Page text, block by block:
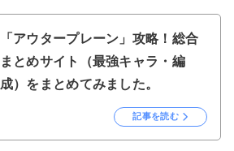
「アウタープレーン」攻略！総合
まとめサイト（最強キャラ・編
成）をまとめてみました。
記事を読む